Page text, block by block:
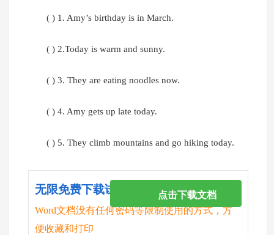
( ) 1. Amy’s birthday is in March.
( ) 2.Today is warm and sunny.
( ) 3. They are eating noodles now.
( ) 4. Amy gets up late today.
( ) 5. They climb mountains and go hiking today.
无限免费下载试卷
Word文档没有任何密码等限制使用的方式，方
便收藏和打印
点击下载文档